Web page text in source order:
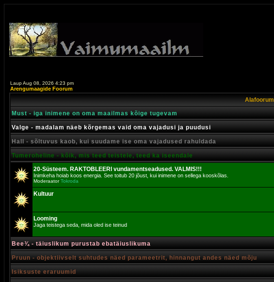
Laup Aug 08, 2026 4:23 pm
Arengumaagide Foorum
Alafoorum
Must - iga inimene on oma maailmas kõige tugevam
Valge - madalam näeb kõrgemas vaid oma vajadusi ja puudusi
Hall - sõltuvus kaob, kui suudame ise oma vajadused rahuldada
Tumeroheline - kõik, mis teed teistele, teed ka iseendale
20-Süsteem. RAKTOBLEERI vundamentseadused. VALMIS!!!
Inimkeha hoiab koos energia. See toitub 20 jõust, kui inimene on sellega kooskõlas.
ModeraatorTokroda
Kultuur
Looming
Jaga teistega seda, mida oled ise teinud
Bee¾ - täiuslikum purustab ebatäiuslikuma
Pruun - objektiivselt suhtudes näed parameetrit, hinnangut andes näed mõju
Isiksuste eraruumid